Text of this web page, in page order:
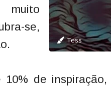
Tess
muito
se,
de